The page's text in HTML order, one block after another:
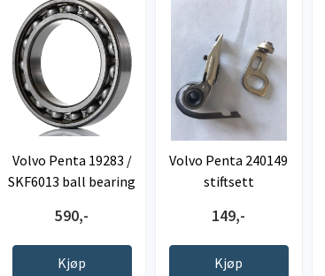
Volvo Penta 19283 /
SKF6013 ball bearing
590,-
Kjøp
Volvo Penta 240149
stiftsett
149,-
Kjøp